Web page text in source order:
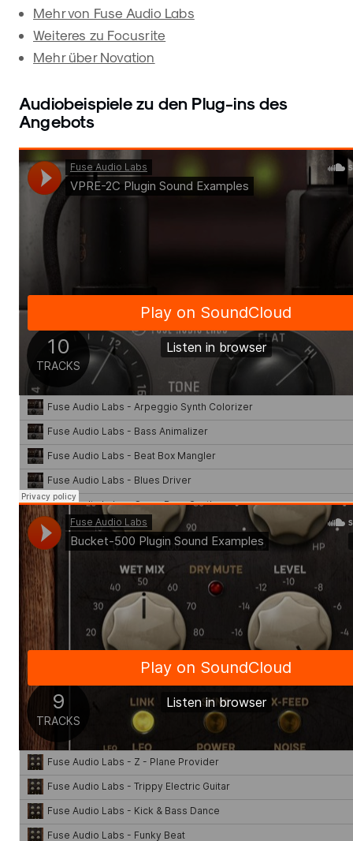
Mehr von Fuse Audio Labs
Weiteres zu Focusrite
Mehr über Novation
Audiobeispiele zu den Plug-ins des
Angebots